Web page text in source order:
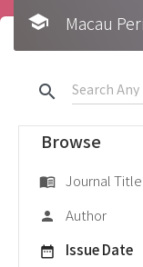
school Macau
search
Browse
menu_book Journal Title
person Author
date_range Issue Date